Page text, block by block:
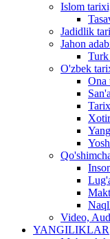
Islom
Jadidlik
Jahon
O'zbek
Video,
YANGILIKLAR